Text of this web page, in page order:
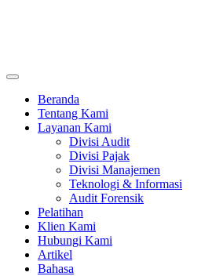
Beranda
Tentang Kami
Layanan Kami
Divisi Audit
Divisi Pajak
Divisi Manajemen
Teknologi & Informasi
Audit Forensik
Pelatihan
Klien Kami
Hubungi Kami
Artikel
Bahasa